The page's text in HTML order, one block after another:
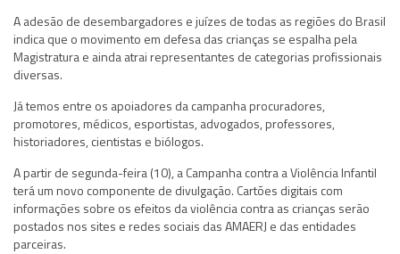
A adesão de desembargadores e juízes de todas as regiões do Brasil
indica que o movimento em defesa das crianças se espalha pela
Magistratura e ainda atrai representantes de categorias profissionais
diversas.
Já temos entre os apoiadores da campanha procuradores,
promotores, médicos, esportistas, advogados, professores,
historiadores, cientistas e biólogos.
A partir de segunda-feira (10), a Campanha contra a Violência Infantil
terá um novo componente de divulgação. Cartões digitais com
informações sobre os efeitos da violência contra as crianças serão
postados nos sites e redes sociais das AMAERJ e das entidades
parceiras.